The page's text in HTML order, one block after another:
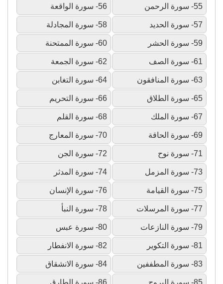
55- سورة الرحمن 56- سورة الواقعة
57- سورة الحديد 58- سورة المجادلة
59- سورة الحشر 60- سورة الممتحنة
61- سورة الصف 62- سورة الجمعة
63- سورة المنافقون 64- سورة التغابن
65- سورة الطلاق 66- سورة التحريم
67- سورة الملك 68- سورة القلم
69- سورة الحاقة 70- سورة المعارج
71- سورة نوح 72- سورة الجن
73- سورة المزمل 74- سورة المدثر
75- سورة القيامة 76- سورة الإنسان
77- سورة المرسلات 78- سورة النبأ
79- سورة النازعات 80- سورة عبس
81- سورة التكوير 82- سورة الانفطار
83- سورة المطففين 84- سورة الانشقاق